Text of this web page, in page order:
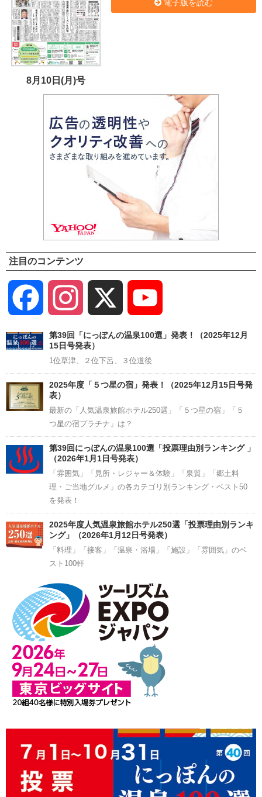
8月10日(月)号
電子版を読む
注目のコンテンツ
Facebook Instagram
Channel
第39回「にっぽんの温泉100選」発表！（2025年12月
15日号発表）
1位草津、２位下呂、３位道後
2025年度「５つ星の宿」発表！（2025年12月15日号発
表）
最新の「人気温泉旅館ホテル250選」「５つ星の宿」「５
つ星の宿プラチナ」は？
第39回にっぽんの温泉100選「投票理由別ランキング 」
（2026年1月1日号発表）
「雰囲気」「見所・レジャー＆体験」「泉質」「郷土料
理・ご当地グルメ」の各カテゴリ別ランキング・ベスト50
を発表！
2025年度人気温泉旅館ホテル250選「投票理由別ランキ
ング」（2026年1月12日号発表）
「料理」「接客」「温泉・浴場」「施設」「雰囲気」のベ
スト100軒